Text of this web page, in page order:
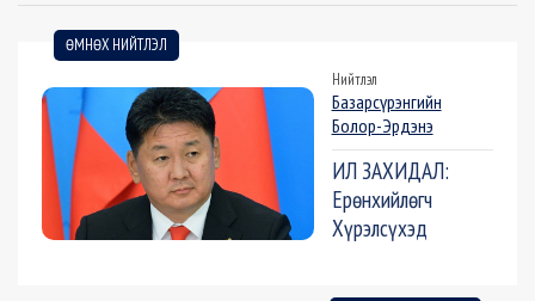
ӨМНӨХ НИЙТЛЭЛ
Нийтлэл
Базарсүрэнгийн
Болор-Эрдэнэ
ИЛ ЗАХИДАЛ:
Ерөнхийлөгч
Хүрэлсүхэд